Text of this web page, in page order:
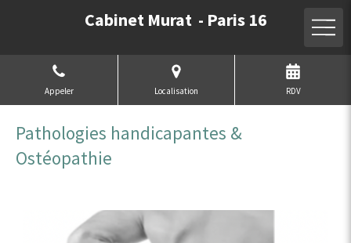
Cabinet Murat - Paris 16
Appeler Localisation RDV
Pathologies handicapantes &
Ostéopathie